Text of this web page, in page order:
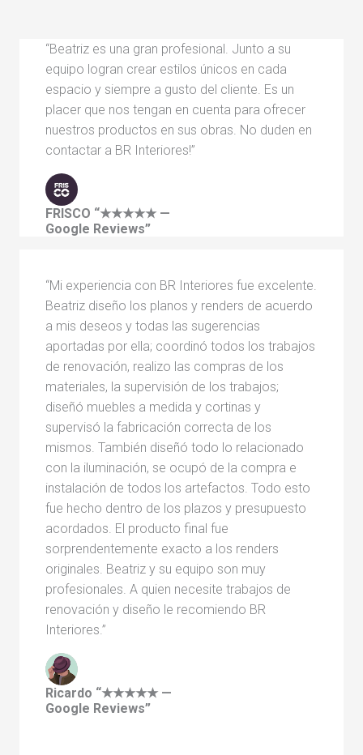
“Beatriz es una gran profesional. Junto a su
equipo logran crear estilos únicos en cada
espacio y siempre a gusto del cliente. Es un
placer que nos tengan en cuenta para ofrecer
nuestros productos en sus obras. No duden en
contactar a BR Interiores!”
FRISCO “★★★★★ —
Google Reviews”
“Mi experiencia con BR Interiores fue excelente.
Beatriz diseño los planos y renders de acuerdo
a mis deseos y todas las sugerencias
aportadas por ella; coordinó todos los trabajos
de renovación, realizo las compras de los
materiales, la supervisión de los trabajos;
diseñó muebles a medida y cortinas y
supervisó la fabricación correcta de los
mismos. También diseñó todo lo relacionado
con la iluminación, se ocupó de la compra e
instalación de todos los artefactos. Todo esto
fue hecho dentro de los plazos y presupuesto
acordados. El producto final fue
sorprendentemente exacto a los renders
originales. Beatriz y su equipo son muy
profesionales. A quien necesite trabajos de
renovación y diseño le recomiendo BR
Interiores.”
Ricardo “★★★★★ —
Google Reviews”